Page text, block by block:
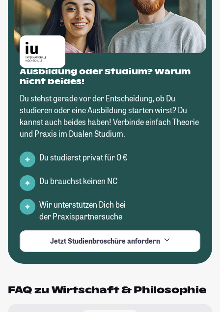
Ausbildung oder Studium? Warum
nicht beides!
Du stehst gerade vor der Entscheidung, ob Du
studieren oder eine Ausbildung starten wirst? Du
kannst auch beides haben! Verbinde einfach Theorie
und Praxis im Dualen Studium.
Du studierst privat für 0 €
Du brauchst keinen NC
Wir unterstützen Dich bei
der Praxispartnersuche
Jetzt Studienbroschüre anfordern
FAQ zu Wirtschaft & Philosophie